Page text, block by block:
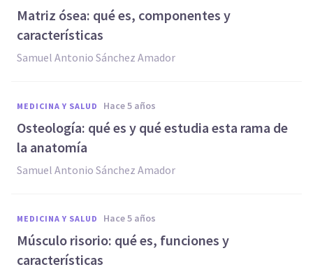
Matriz ósea: qué es, componentes y
características
Samuel Antonio Sánchez Amador
MEDICINA Y SALUD hace 5 años
Osteología: qué es y qué estudia esta rama de
la anatomía
Samuel Antonio Sánchez Amador
MEDICINA Y SALUD hace 5 años
Músculo risorio: qué es, funciones y
características